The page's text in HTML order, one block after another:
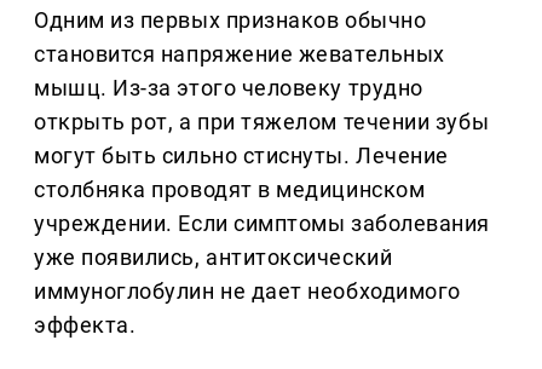
Одним из первых признаков обычно
становится напряжение жевательных
мышц. Из-за этого человеку трудно
открыть рот, а при тяжелом течении зубы
могут быть сильно стиснуты. Лечение
столбняка проводят в медицинском
учреждении. Если симптомы заболевания
уже появились, антитоксический
иммуноглобулин не дает необходимого
эффекта.